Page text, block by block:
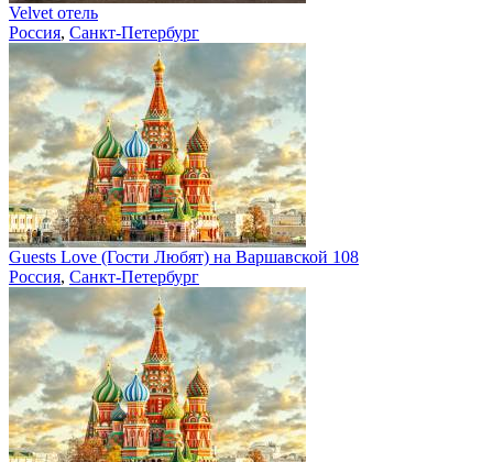
Velvet отель
Россия, Санкт-Петербург
Guests Love (Гости Любят) на Варшавской 108
Россия, Санкт-Петербург